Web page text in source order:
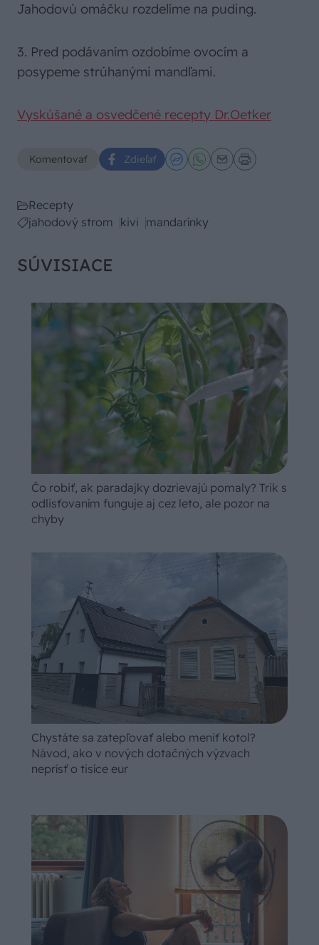
Jahodovú omáčku rozdelíme na puding.
3. Pred podávaním ozdobíme ovocím a
posypeme strúhanými mandľami.
Vyskúšané a osvedčené recepty Dr.Oetker
Komentovať Zdieľať
Recepty
jahodový strom kivi mandarínky
SÚVISIACE
Čo robiť, ak paradajky dozrievajú pomaly? Trik s
odlisťovaním funguje aj cez leto, ale pozor na
chyby
Chystáte sa zatepľovať alebo meniť kotol?
Návod, ako v nových dotačných výzvach
neprísť o tisíce eur